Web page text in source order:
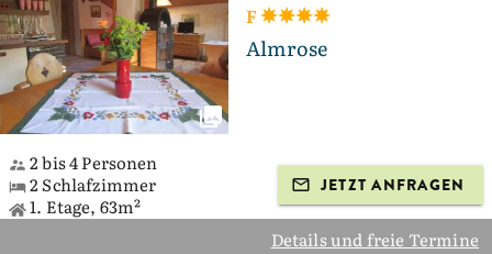
F
Almrose
2 bis 4 Personen
2 Schlafzimmer
1. Etage, 63m²
JETZT ANFRAGEN
Details und freie Termine